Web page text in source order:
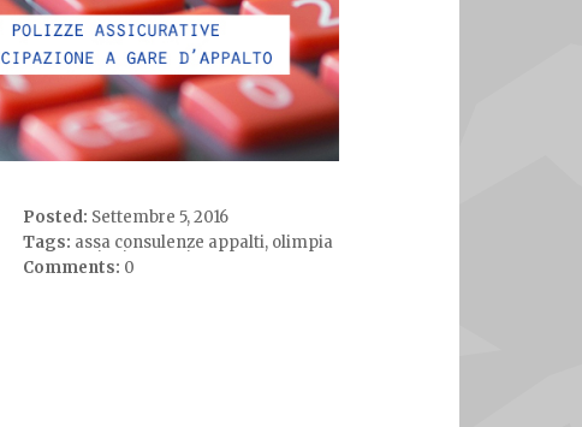
Posted: Settembre 5, 2016
Tags: assa consulenze appalti, olimpia
assicurazioni, partecipazione gare
d'appalto,partner
Comments: 0